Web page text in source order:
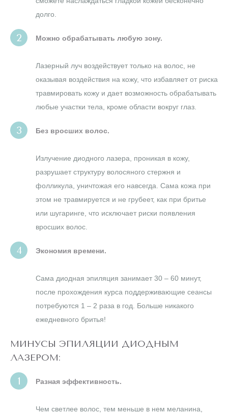
долго.
Можно обрабатывать любую зону.
Лазерный луч воздействует только на волос, не
оказывая воздействия на кожу, что избавляет от риска
травмировать кожу и дает возможность обрабатывать
любые участки тела, кроме области вокруг глаз.
Без вросших волос.
Излучение диодного лазера, проникая в кожу,
разрушает структуру волосяного стержня и
фолликула, уничтожая его навсегда. Сама кожа при
этом не травмируется и не грубеет, как при бритье
или шугаринге, что исключает риски появления
вросших волос.
Экономия времени.
Сама диодная эпиляция занимает 30 – 60 минут,
после прохождения курса поддерживающие сеансы
потребуются 1 – 2 раза в год. Больше никакого
ежедневного бритья!
МИНУСЫ ЭПИЛЯЦИИ ДИОДНЫМ
ЛАЗЕРОМ:
Разная эффективность.
Чем светлее волос, тем меньше в нем меланина,